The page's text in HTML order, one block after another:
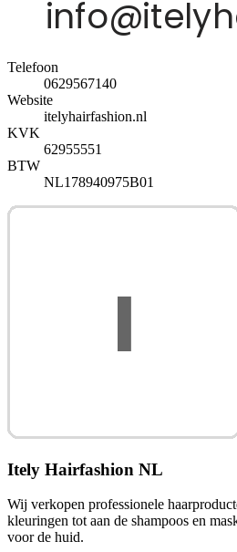
Telefoon
0629567140
Website
itelyhairfashion.nl
KVK
62955551
BTW
NL178940975B01
Itely Hairfashion NL
Wij verkopen professionele
kleuringen tot aan de shampoos en
voor de huid.